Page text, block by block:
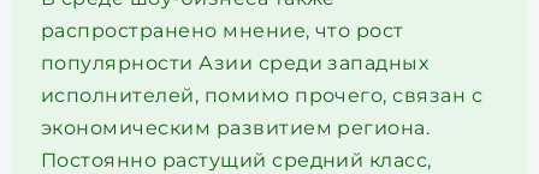
распространено мнение, что рост
популярности Азии среди западных
исполнителей, помимо прочего, связан с
экономическим развитием региона.
Постоянно растущий средний класс,